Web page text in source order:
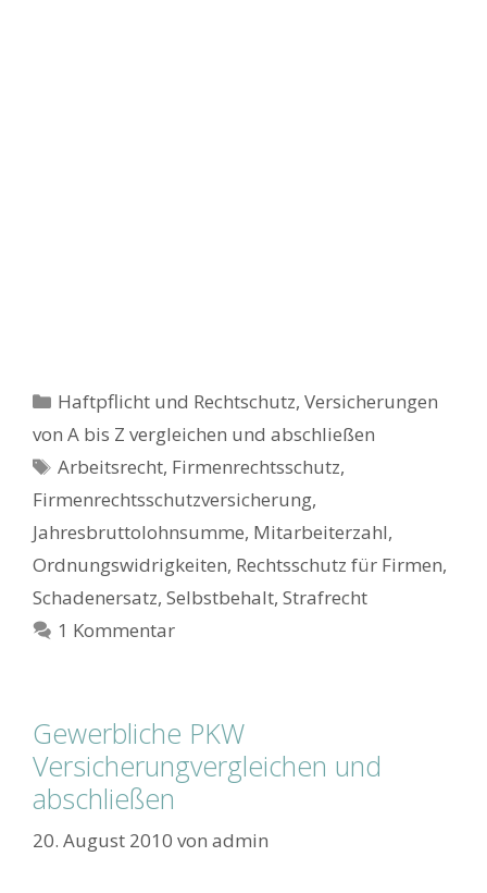
Kategorien
Haftpflicht und Rechtschutz,Versicherungen
von A bis Z vergleichen und abschließen
Schlagwörter
Arbeitsrecht, Firmenrechtsschutz,
Firmenrechtsschutzversicherung,
Jahresbruttolohnsumme, Mitarbeiterzahl,
Ordnungswidrigkeiten, Rechtsschutz für Firmen,
Schadenersatz, Selbstbehalt, Strafrecht
1 Kommentar
Gewerbliche PKW
Versicherungvergleichen und
abschließen
20. August 2010 von admin